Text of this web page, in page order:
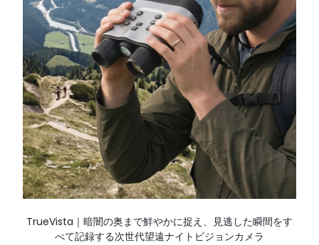
TrueVista｜暗闇の奥まで鮮やかに捉え、見逃した瞬間をす
べて記録する次世代望遠ナイトビジョンカメラ